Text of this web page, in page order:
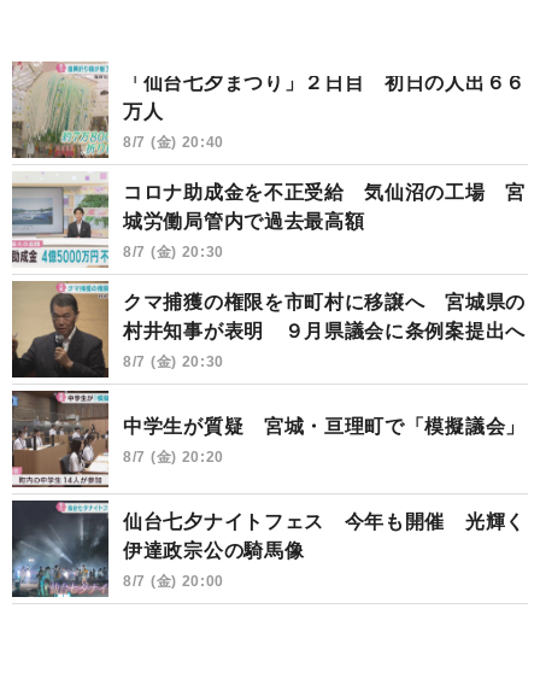
「仙台七夕まつり」２日目 初日の人出６６
万人
8/7 (金) 20:40
コロナ助成金を不正受給 気仙沼の工場 宮
城労働局管内で過去最高額
8/7 (金) 20:30
クマ捕獲の権限を市町村に移譲へ 宮城県の
村井知事が表明 ９月県議会に条例案提出へ
8/7 (金) 20:30
中学生が質疑 宮城・亘理町で「模擬議会」
8/7 (金) 20:20
仙台七夕ナイトフェス 今年も開催 光輝く
伊達政宗公の騎馬像
8/7 (金) 20:00